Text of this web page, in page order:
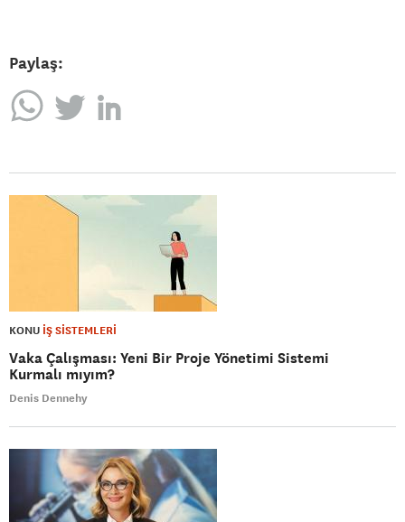
Paylaş:
KONU İŞ SİSTEMLERİ
Vaka Çalışması: Yeni Bir Proje Yönetimi Sistemi
Kurmalı mıyım?
Denis Dennehy